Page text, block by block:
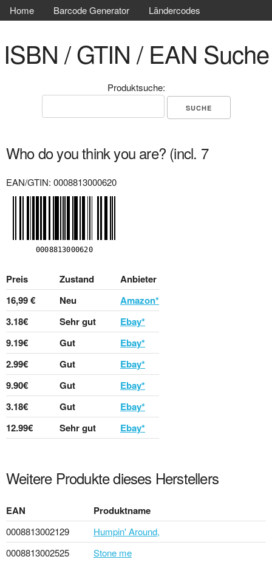
Home Barcode Generator Ländercodes
ISBN / GTIN / EAN Suche
Produktsuche:
Who do you think you are? (incl. 7
EAN/GTIN: 0008813000620
Preis Zustand
Anbieter
16,99 €
Neu
Amazon*
3.18€
Sehr gut
Ebay*
9.19€
Gut
Ebay*
2.99€
Gut
Ebay*
9.90€
Gut
Ebay*
3.18€
Gut
Ebay*
12.99€
Sehr gut Ebay*
Weitere Produkte dieses Herstellers
EAN Produktname
0008813002129
Humpin' Around,
0008813002525
Stone me